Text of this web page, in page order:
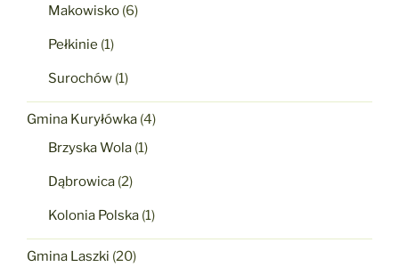
Makowisko (6)
Pełkinie (1)
Surochów (1)
Gmina Kuryłówka (4)
Brzyska Wola (1)
Dąbrowica (2)
Kolonia Polska (1)
Gmina Laszki (20)